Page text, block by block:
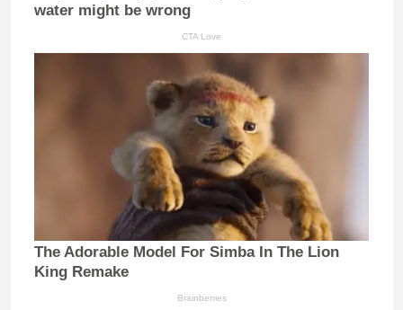
water might be wrong
CTA Love
The Adorable Model For Simba In The Lion
King Remake
Brainberries